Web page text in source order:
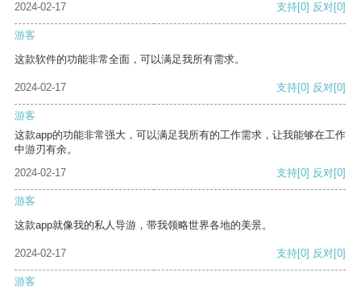
2024-02-17 支持[0] 反对[0]
游客
这款软件的功能非常全面，可以满足我所有需求。
2024-02-17 支持[0] 反对[0]
游客
这款app的功能非常强大，可以满足我所有的工作需求，让我能够在工作
中游刃有余。
2024-02-17
支持[0] 反对[0]
游客
这款app就像我的私人导游，带我领略世界各地的美景。
2024-02-17 支持[0] 反对[0]
游客